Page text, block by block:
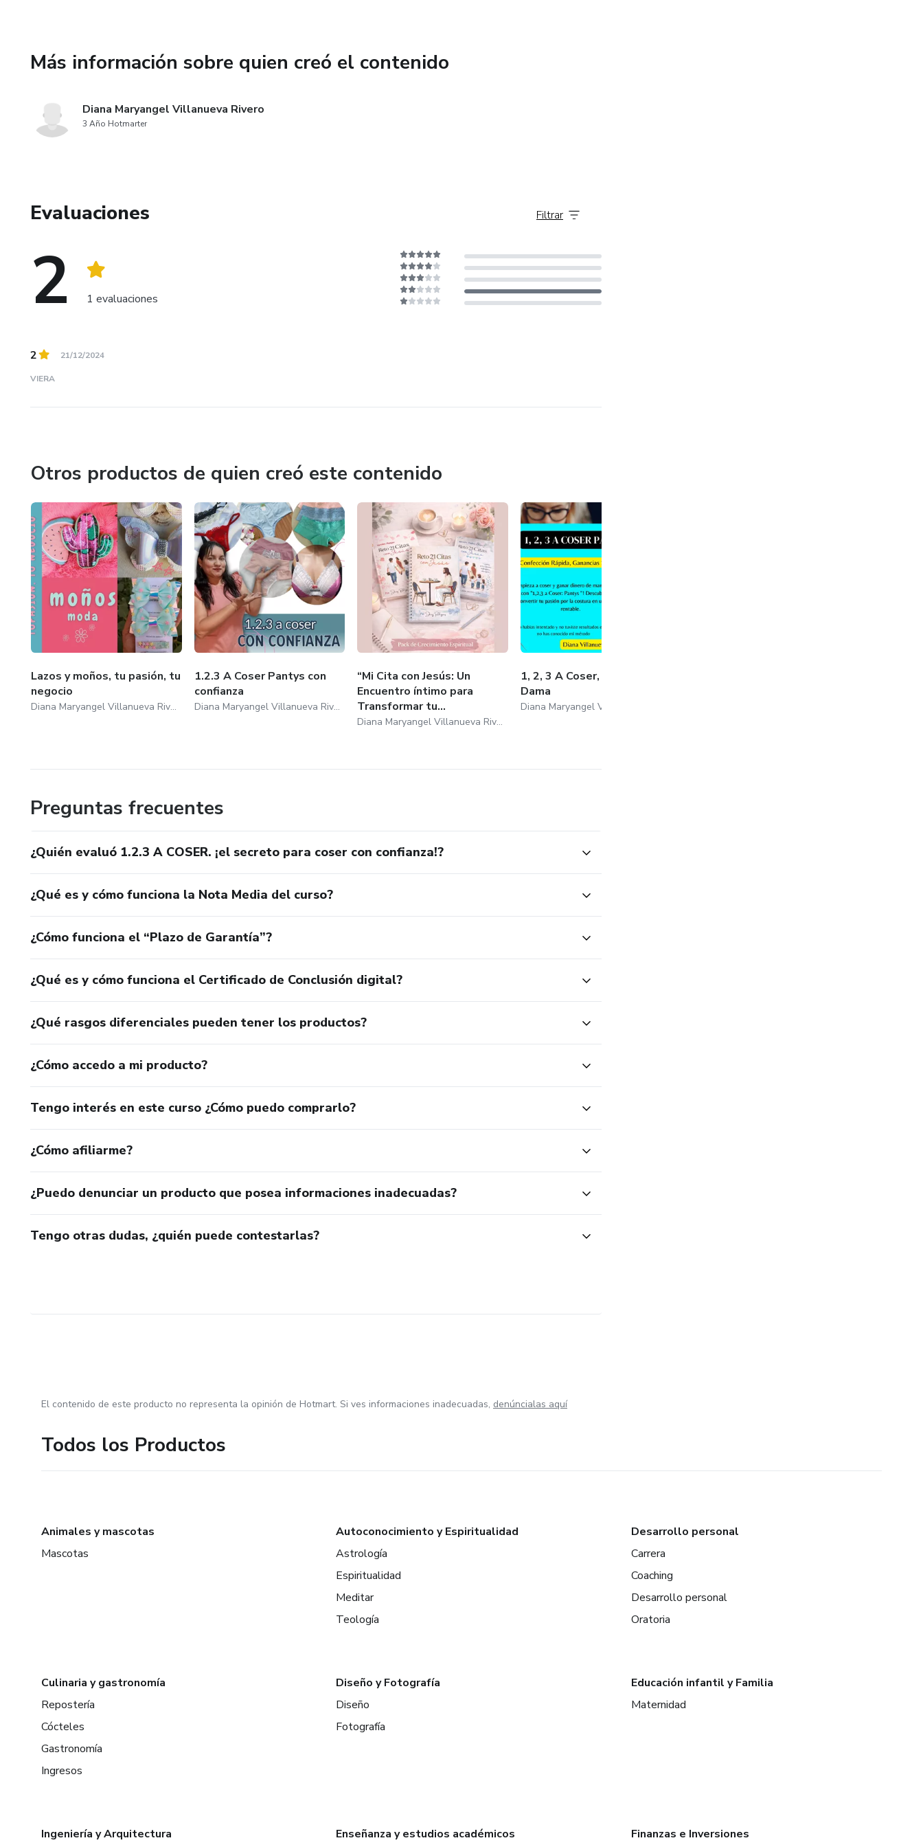
Más información sobre quien creó el contenido
Diana Maryangel Villanueva Rivero
3 Año Hotmarter
Evaluaciones
2 1 evaluaciones
Filtrar
2 21/12/2024
VIERA
Otros productos de quien creó este contenido
Lazos y moños, tu pasión, tu
negocio
Diana Maryangel Villanueva Rivero
1.2.3 A Coser Pantys con
confianza
Diana Maryangel Villanueva Rivero
“Mi Cita con Jesús: Un
Encuentro íntimo para
Transformar tu...
Diana Maryangel Villanueva Rivero
1, 2, 3 A Coser, Pantys de
Dama
Preguntas frecuentes
¿Quién evaluó 1.2.3 A COSER. ¡el secreto para coser con confianza!?
¿Qué es y cómo funciona la Nota Media del curso?
¿Cómo funciona el “Plazo de Garantía”?
¿Qué es y cómo funciona el Certificado de Conclusión digital?
¿Qué rasgos diferenciales pueden tener los productos?
¿Cómo accedo a mi producto?
Tengo interés en este curso ¿Cómo puedo comprarlo?
¿Cómo afiliarme?
¿Puedo denunciar un producto que posea informaciones inadecuadas?
Tengo otras dudas, ¿quién puede contestarlas?
El contenido de este producto no representa la opinión de Hotmart. Si ves informaciones inadecuadas, denúncialas aquí
Todos los Productos
Animales y mascotas
Mascotas
Autoconocimiento y Espiritualidad
Astrología
Espiritualidad
Meditar
Teología
Desarrollo personal
Carrera
Coaching
Desarrollo personal
Oratoria
Culinaria y gastronomía
Repostería
Cócteles
Gastronomía
Ingresos
Diseño y Fotografía
Diseño
Fotografía
Educación infantil y Familia
Maternidad
Ingeniería y Arquitectura Enseñanza y estudios académicos Finanzas e Inversiones